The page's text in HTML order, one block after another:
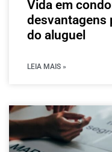
Vida em
desvantagens
do aluguel
LEIA MAIS »